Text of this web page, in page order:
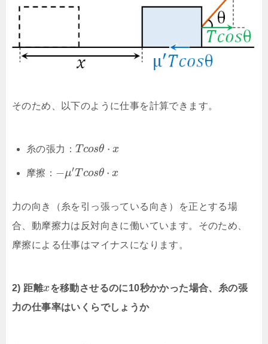
そのため、以下のように仕事を計算できます。
糸の張力： T cosθ ⋅ x
摩擦： −μ′T cosθ ⋅ x
力の向き（糸を引っ張っている向き）を正とする場
合、動摩擦力は反対向きに働いています。そのため、
摩擦による仕事はマイナスになります。
2) 距離xを移動させるのに10秒かかった場合、糸の張
力の仕事率はいくらでしょうか